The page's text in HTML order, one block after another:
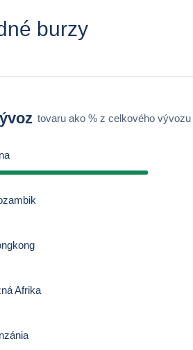
burzy
tovaru ako % z celkového vývozu
Afrika